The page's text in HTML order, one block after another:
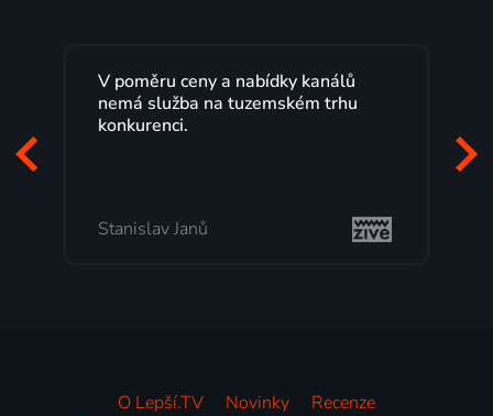
Lepší.TV sleduji už několik let s
maximální spokojeností. Velký výběr
programů a nemuset běžet k TV na
Milada Tomešová
O Lepší.TV Novinky
Recenze